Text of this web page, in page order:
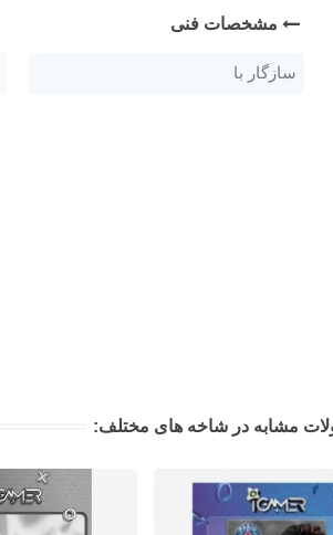
مشخصات فنی
سازگار با